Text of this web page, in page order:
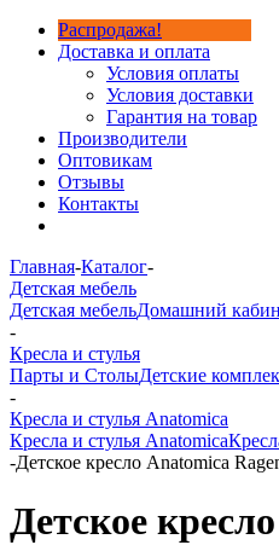
Распродажа!
Доставка и оплата
Условия оплаты
Условия доставки
Гарантия на товар
Производители
Оптовикам
Отзывы
Контакты
Главная-Каталог-
Детская мебель
Детская мебельДомашний
-
Кресла и стулья
Парты и СтолыДетские
-
Кресла и стулья Anatomica
Кресла и стулья Anatomica
-Детское кресло Anatomica
Детское